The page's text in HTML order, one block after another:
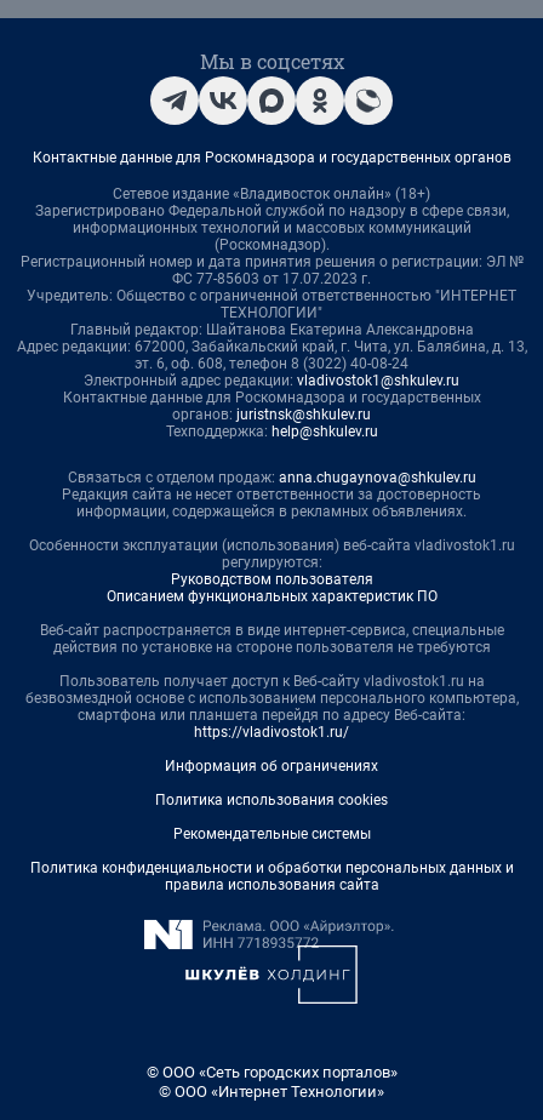
Мы в соцсетях
Контактные данные для Роскомнадзора и государственных органов
Сетевое издание «Владивосток онлайн» (18+)
Зарегистрировано Федеральной службой по надзору в сфере связи,
информационных технологий и массовых коммуникаций
(Роскомнадзор).
Регистрационный номер и дата принятия решения о регистрации: ЭЛ №
ФС 77-85603 от 17.07.2023 г.
Учредитель: Общество с ограниченной ответственностью "ИНТЕРНЕТ
ТЕХНОЛОГИИ"
Главный редактор: Шайтанова Екатерина Александровна
Адрес редакции: 672000, Забайкальский край, г. Чита, ул. Балябина, д. 13,
эт. 6, оф. 608, телефон 8 (3022) 40-08-24
Электронный адрес редакции: vladivostok1@shkulev.ru
Контактные данные для Роскомнадзора и государственных
органов: juristnsk@shkulev.ru
Техподдержка: help@shkulev.ru
Связаться с отделом продаж: anna.chugaynova@shkulev.ru
Редакция сайта не несет ответственности за достоверность
информации, содержащейся в рекламных объявлениях.
Особенности эксплуатации (использования) веб-сайта vladivostok1.ru
регулируются:
Руководством пользователя
Описанием функциональных характеристик ПО
Веб-сайт распространяется в виде интернет-сервиса, специальные
действия по установке на стороне пользователя не требуются
Пользователь получает доступ к Веб-сайту vladivostok1.ru на
безвозмездной основе с использованием персонального компьютера,
смартфона или планшета перейдя по адресу Веб-сайта:
https://vladivostok1.ru/
Информация об ограничениях
Политика использования cookies
Рекомендательные системы
Политика конфиденциальности и обработки персональных данных и
правила использования сайта
© ООО «Сеть городских порталов»
© ООО «Интернет Технологии»